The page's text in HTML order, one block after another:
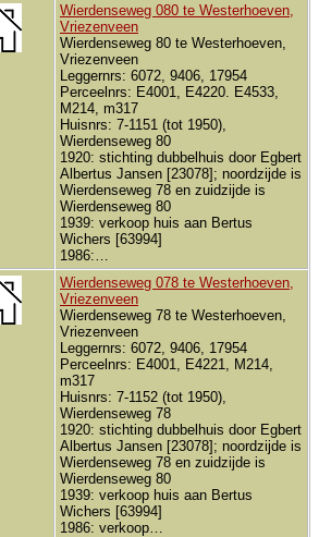
Wierdenseweg 080 te Westerhoeven,
Vriezenveen
Wierdenseweg 80 te Westerhoeven,
Vriezenveen
Leggernrs: 6072, 9406, 17954
Perceelnrs: E4001, E4220. E4533,
M214, m317
Huisnrs: 7-1151 (tot 1950),
Wierdenseweg 80
1920: stichting dubbelhuis door Egbert
Albertus Jansen [23078]; noordzijde is
Wierdenseweg 78 en zuidzijde is
Wierdenseweg 80
1939: verkoop huis aan Bertus
Wichers [63994]
1986:…
Wierdenseweg 078 te Westerhoeven,
Vriezenveen
Wierdenseweg 78 te Westerhoeven,
Vriezenveen
Leggernrs: 6072, 9406, 17954
Perceelnrs: E4001, E4221, M214,
m317
Huisnrs: 7-1152 (tot 1950),
Wierdenseweg 78
1920: stichting dubbelhuis door Egbert
Albertus Jansen [23078]; noordzijde is
Wierdenseweg 78 en zuidzijde is
Wierdenseweg 80
1939: verkoop huis aan Bertus
Wichers [63994]
1986: verkoop…